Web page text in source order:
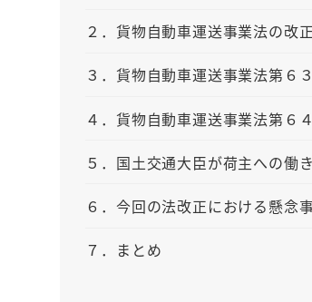
２．貨物自動車運送事業法の改正
３．貨物自動車運送事業法第６
４．貨物自動車運送事業法第６
５．国土交通大臣が荷主への働
６．今回の法改正における懸念
７．まとめ